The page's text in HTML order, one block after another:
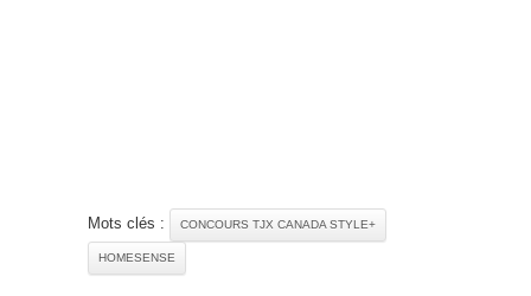
Mots clés : CONCOURS TJX CANADA STYLE+
HOMESENSE